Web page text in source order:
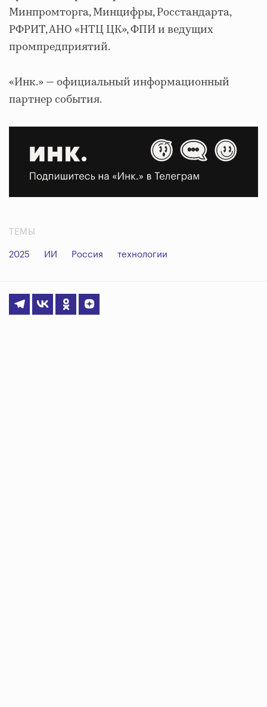
Минпромторга, Минцифры, Росстандарта,
РФРИТ, АНО «НТЦ ЦК», ФПИ и ведущих
промпредприятий.
«Инк.» — официальный информационный
партнер события.
ТЕМЫ
2025 ИИ Россия технологии